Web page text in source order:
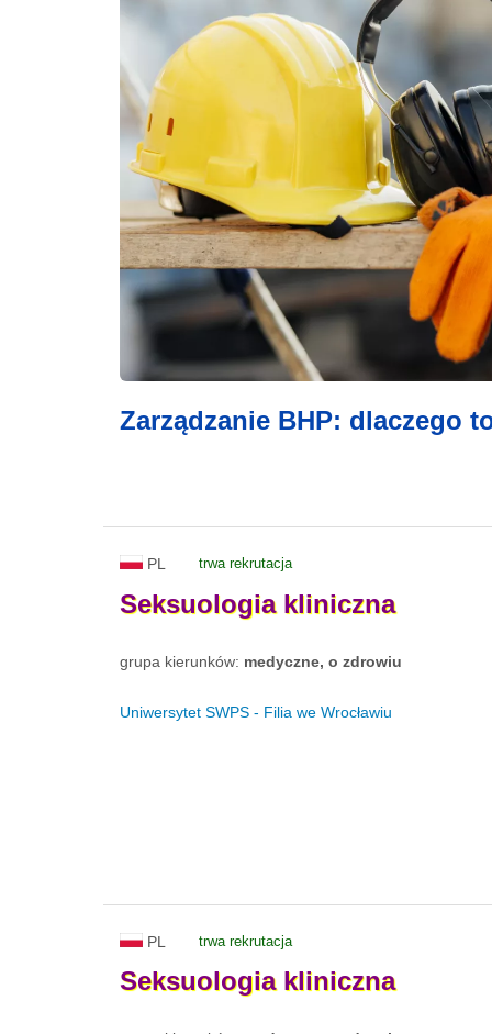
Zarządzanie BHP: dlaczego
PL trwa rekrutacja
Seksuologia kliniczna
grupa kierunków: medyczne, o zdrowiu
Uniwersytet SWPS - Filia we Wrocławiu
PL trwa rekrutacja
Seksuologia kliniczna